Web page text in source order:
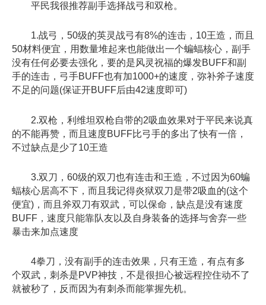
平民我很推荐副手选择战弓和双枪。
1.战弓，50级的英灵战弓有8%的连击，10王造，而且
50材料便宜，用数量堆起来也能做出一个蝙蝠核心，副手
没有任何必要去强化，要的是风灵祝福的爆发BUFF和副
手的连击，弓手BUFF也有加1000+的速度，弥补斧子速度
不足的问题(保证开BUFF后由42速度即可)
2.双枪，利维坦双枪自带的2吸血效果对于平民来说真
的不能再赞，而且速度BUFF比弓手的多出了快有一倍，
不过缺点是少了10王造
3.双刀，60级的双刀也有连击和王造，不过因为60蝙
蝠核心居高不下，而且我记得炎狱双刀是带2吸血的(这个
便宜)，而且斧双刀有双武，可以保命，缺点是没有速度
BUFF，速度只能靠队友以及自身装备的选择与舍弃一些
暴击来加点速度
4拳刀，没有副手的连击效果，只有王造，有点有多
个双武，刺杀是PVP神技，不是很担心被远程控住动不了
就被秒了，反而因为有刺杀而能掌握先机。